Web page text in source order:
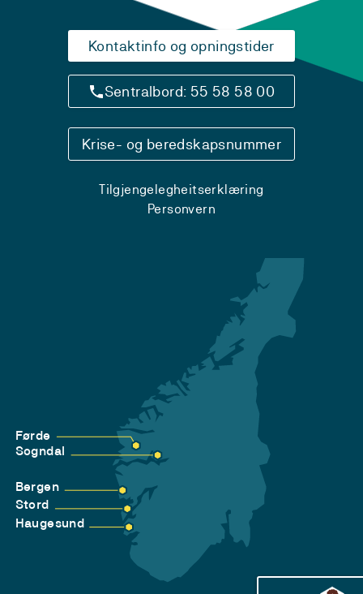
Kontaktinfo og opningstider
Sentralbord: 55 58 58 00
Krise- og beredskapsnummer
Tilgjengelegheitserklæring
Personvern
Førde
Sogndal
Bergen
Stord
Haugesund